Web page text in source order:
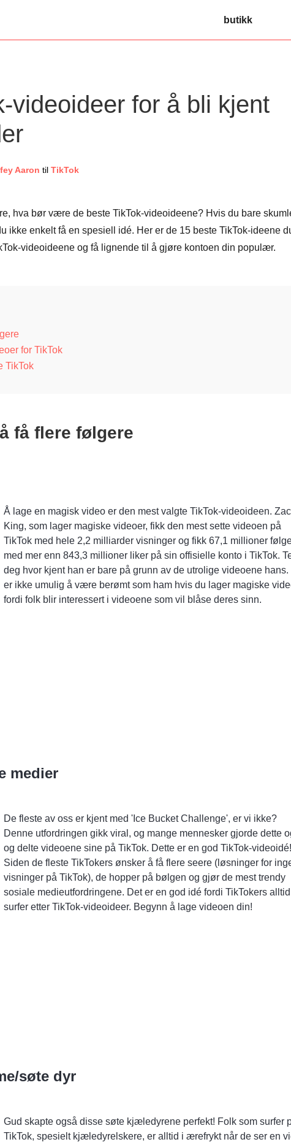
butikk
videoideer for å bli kjent
Aaron til TikTok
hva bør være de beste TikTok-videoideene? Hvis du bare
ikke enkelt få en spesiell idé. Her er de 15 beste TikTok-ideene
videoideene og få lignende til å gjøre kontoen din populær.
for TikTok
TikTok
få flere følgere
Å lage en magisk video er den mest valgte TikTok-videoideen.
King, som lager magiske videoer, fikk den mest sette videoen på
TikTok med hele 2,2 milliarder visninger og fikk 67,1 millioner
med mer enn 843,3 millioner liker på sin offisielle konto i TikTok.
deg hvor kjent han er bare på grunn av de utrolige videoene hans.
er ikke umulig å være berømt som ham hvis du lager magiske
fordi folk blir interessert i videoene som vil blåse deres sinn.
medier
De fleste av oss er kjent med 'Ice Bucket Challenge', er vi ikke?
Denne utfordringen gikk viral, og mange mennesker gjorde dette
og delte videoene sine på TikTok. Dette er en god TikTok-videoidé!
Siden de fleste TikTokers ønsker å få flere seere (løsninger for
visninger på TikTok), de hopper på bølgen og gjør de mest trendy
sosiale medieutfordringene. Det er en god idé fordi TikTokers alltid
surfer etter TikTok-videoideer. Begynn å lage videoen din!
søte dyr
Gud skapte også disse søte kjæledyrene perfekt! Folk som surfer
TikTok, spesielt kjæledyrelskere, er alltid i ærefrykt når de ser en